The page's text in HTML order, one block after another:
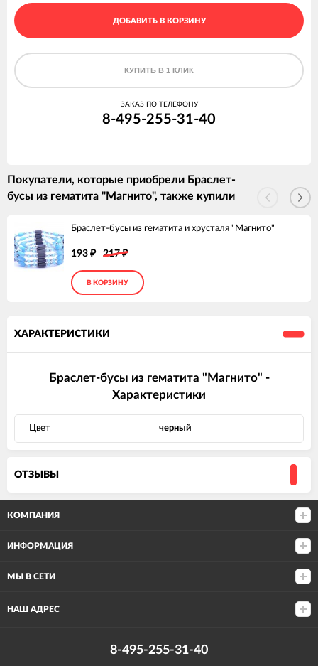
ДОБАВИТЬ В КОРЗИНУ
КУПИТЬ В 1 КЛИК
ЗАКАЗ ПО ТЕЛЕФОНУ
8-495-255-31-40
Покупатели, которые приобрели Браслет-
бусы из гематита "Магнито", также купили
Браслет-бусы из гематита и хрусталя "Магнито"
193 ₽ 217₽
В КОРЗИНУ
ХАРАКТЕРИСТИКИ
Браслет-бусы из гематита "Магнито" -
Характеристики
Цвет черный
ОТЗЫВЫ
КОМПАНИЯ
ИНФОРМАЦИЯ
МЫ В СЕТИ
НАШ АДРЕС
8-495-255-31-40